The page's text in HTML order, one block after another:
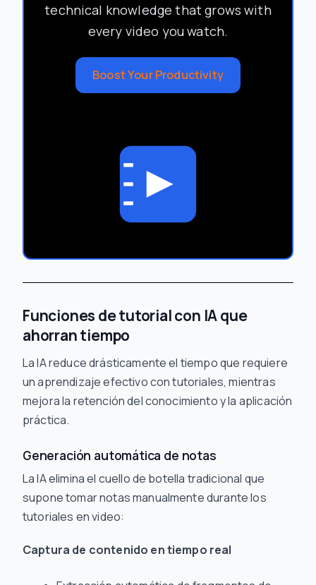
technical knowledge that grows with
every video you watch.
Boost Your Productivity
Funciones de tutorial con IA que
ahorran tiempo
La IA reduce drásticamente el tiempo que requiere
un aprendizaje efectivo con tutoriales, mientras
mejora la retención del conocimiento y la aplicación
práctica.
Generación automática de notas
La IA elimina el cuello de botella tradicional que
supone tomar notas manualmente durante los
tutoriales en video:
Captura de contenido en tiempo real